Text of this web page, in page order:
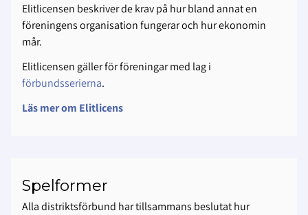
Elitlicensen beskriver de krav på hur bland annat en
föreningens organisation fungerar och hur ekonomin
mår.
Elitlicensen gäller för föreningar med lag i
förbundsserierna.
Läs mer om Elitlicens
Spelformer
Alla distriktsförbund har tillsammans beslutat hur